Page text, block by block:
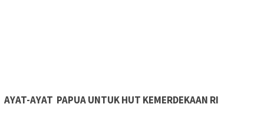
AYAT-AYAT PAPUA UNTUK HUT KEMERDEKAAN RI